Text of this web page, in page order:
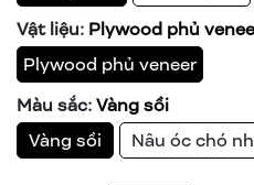
Vật liệu: Plywood phủ
Plywood phủ veneer
Màu sắc: Vàng sồi
Vàng sồi
Nâu óc chó